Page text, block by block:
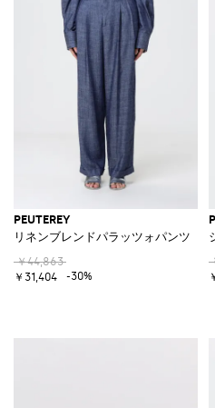
PEUTEREY
リネンブレンドパラッツォパンツ
￥44,863
￥31,404
-30%